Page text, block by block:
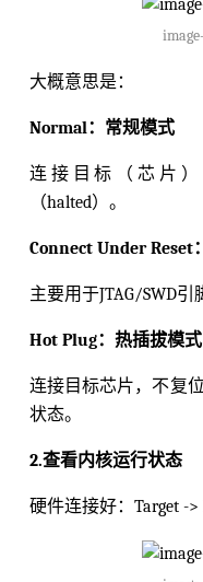
大概意思是：
Normal：常规模式
连接目标（芯片
（halted）。
Connect Under Reset
主要用于JTAG/SWD引
Hot Plug：热插拔模式
连接目标芯片，不复
状态。
2.查看内核运行状态
硬件连接好：Target ->